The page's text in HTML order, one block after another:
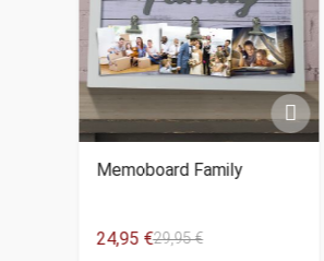
Memoboard Family
24,95 €29,95 €